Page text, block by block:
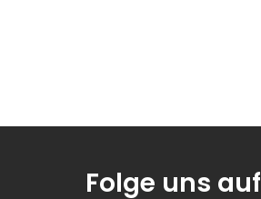
25 Reunion
Folge uns auf